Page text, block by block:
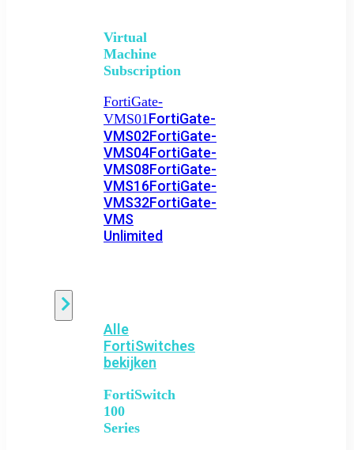
Virtual
Machine
Subscription
FortiGate-
VMS01FortiGate-
VMS02FortiGate-
VMS04FortiGate-
VMS08FortiGate-
VMS16FortiGate-
VMS32FortiGate-
VMS
Unlimited
Alle
FortiSwitches
bekijken
FortiSwitch
100
Series